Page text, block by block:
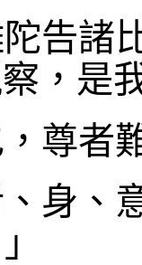
告諸
，是
尊者
、身、